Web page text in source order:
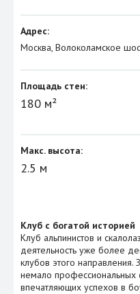
Адрес:
Москва, Волоколамское
Площадь стен:
180 м²
Макс. высота:
2.5 м
Клуб с богатой историей
Клуб альпинистов и
деятельность уже более
клубов этого направления.
немало профессиональных
впечатляющих успехов в